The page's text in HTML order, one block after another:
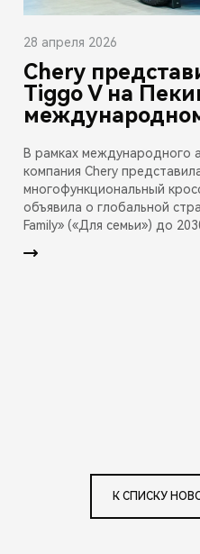
28 апреля 2026
Chery
Tiggo V на
В рамках международного
компания Chery
многофункциональный
объявила о глобальной
Family» («Для семьи») до
К СПИСКУ